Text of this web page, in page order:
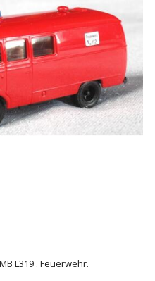
L319 . Feuerwehr.